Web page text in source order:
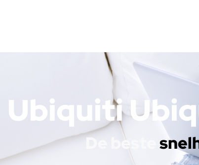
Ubiquiti
De beste